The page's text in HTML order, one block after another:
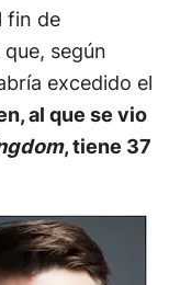
fin de
según
excedido el
al que se vio
, tiene 37